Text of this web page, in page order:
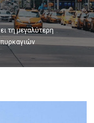
τη μεγαλύτερη